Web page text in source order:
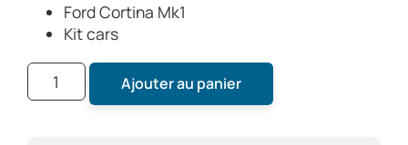
Ford Cortina Mk1
Kit cars
Ajouter au panier